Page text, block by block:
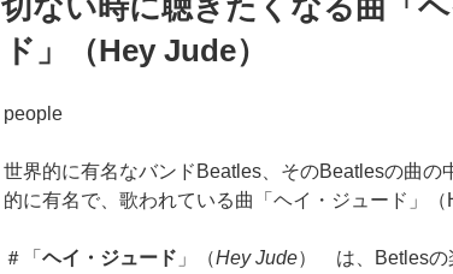
日:
切ない時に聴きたくなる曲「
ド」（Hey Jude）
people
世界的に有名なバンドBeatles、そのBeatlesの曲の
的に有名で、歌われている曲「ヘイ・ジュード」（
＃「 ヘイ・ジュード 」（Hey Jude） は、Betlesの